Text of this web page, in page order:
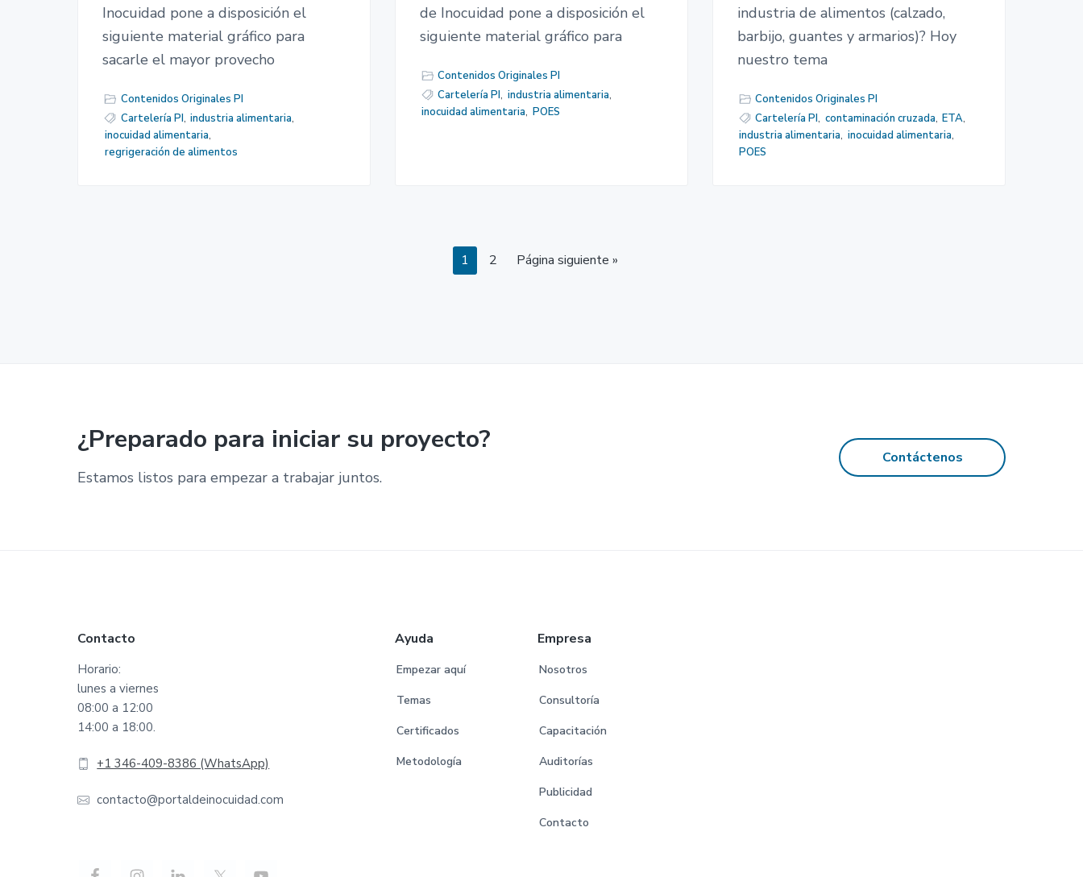
Inocuidad pone a disposición el
siguiente material gráfico para
sacarle el mayor provecho
Contenidos Originales PI
Cartelería PI, industria alimentaria,
inocuidad alimentaria,
regrigeración de alimentos
de Inocuidad pone a disposición el
siguiente material gráfico para
Contenidos Originales PI
Cartelería PI, industria alimentaria,
inocuidad alimentaria, POES
industria de alimentos (calzado,
barbijo, guantes y armarios)? Hoy
nuestro tema
Contenidos Originales PI
Cartelería PI, contaminación cruzada, ETA,
industria alimentaria, inocuidad alimentaria,
POES
Página
1 Página
2 Página siguiente »
¿Preparado para iniciar su proyecto?
Estamos listos para empezar a trabajar juntos.
Contáctenos
Contacto
Horario:
lunes a viernes
08:00 a 12:00
14:00 a 18:00.
+1 346-409-8386 (WhatsApp)
contacto@portaldeinocuidad.com
Ayuda
Empezar aquí
Temas
Certificados
Metodología
Empresa
Nosotros
Consultoría
Capacitación
Auditorías
Publicidad
Contacto